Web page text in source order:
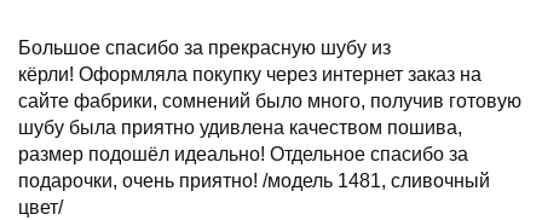
Большое спасибо за прекрасную шубу из
кёрли! Оформляла покупку через интернет заказ на
сайте фабрики, сомнений было много, получив готовую
шубу была приятно удивлена качеством пошива,
размер подошёл идеально! Отдельное спасибо за
подарочки, очень приятно! /модель 1481, сливочный
цвет/